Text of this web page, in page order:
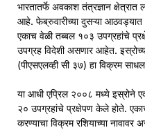
भारतातर्फे अवकाश तंत्रज्ञान
आहे. फेब्रुवारीच्या दुसऱ्या
एकाच वेळी तब्बल १०३ उपग्रहांचे
उपग्रह विदेशी असणार आहेत.
(पीएसएलव्ही सी ३७) हा विक्रम
या आधी एप्रिल २००८ मध्ये इस्रोने
२० उपग्रहांचे प्रक्षेपण केले होते.
करण्याचा विक्रम रशियाच्या